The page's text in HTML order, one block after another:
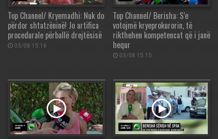
Top Channel/ Kryemadhi: Nuk do
përdor shtatzëninë! Jo artifica
procedurale përballë drejtësisë
03/08 15:16
Top Channel/ Berisha: S’e
votojmë kryeprokurorin, të
rikthehen kompetencat që i janë
hequr
03/08 15:15